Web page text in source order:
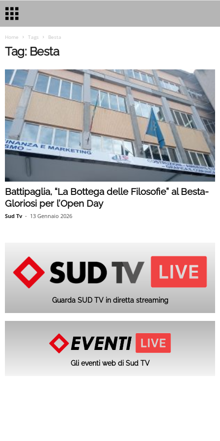
Home Tags Besta
Tag: Besta
Battipaglia, “La Bottega delle Filosofie” al Besta-
Gloriosi per l’Open Day
Sud Tv - 13 Gennaio 2026
Guarda SUD TV in diretta streaming
Gli eventi web di Sud TV